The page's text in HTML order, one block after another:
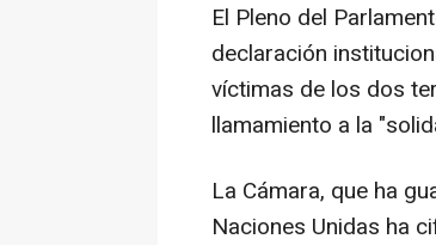
El Pleno del
declaración
víctimas de los dos
llamamiento a la
La Cámara, que ha
Naciones Unidas ha